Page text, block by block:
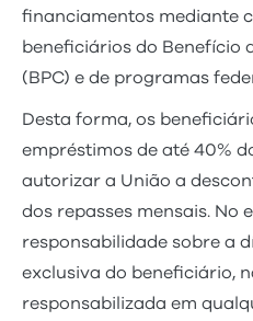
financiamentos mediante
beneficiários do Benefício
(BPC) e de programas
Desta forma, os
empréstimos de até 40%
autorizar a União a
dos repasses mensais. No
responsabilidade sobre a
exclusiva do beneficiário,
responsabilizada em